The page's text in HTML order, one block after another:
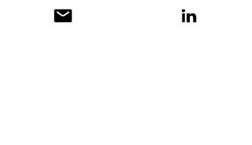
Beratungskompetenz und